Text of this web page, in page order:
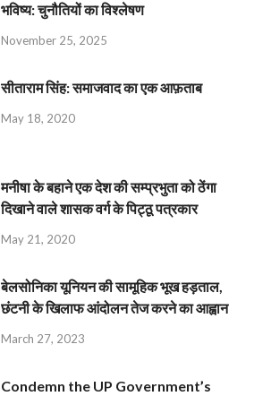
भविष्य: चुनौतियों का विश्लेषण
November 25, 2025
सीताराम सिंह: समाजवाद का एक आफ़ताब
May 18, 2020
मनीषा के बहाने एक देश की सम्प्रभुता को ठेंगा
दिखाने वाले शासक वर्ग के पिट्ठू पत्रकार
May 21, 2020
बेलसोनिका यूनियन की सामूहिक भूख हड़ताल,
छंटनी के खिलाफ आंदोलन तेज करने का आह्वान
March 27, 2023
Condemn the UP Government’s